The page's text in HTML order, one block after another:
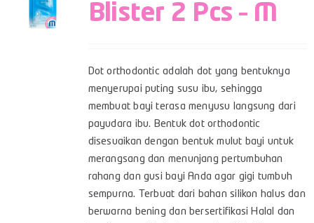
Blister 2 Pcs – M
Dot orthodontic adalah dot yang bentuknya
menyerupai puting susu ibu, sehingga
membuat bayi terasa menyusu langsung dari
payudara ibu. Bentuk dot orthodontic
disesuaikan dengan bentuk mulut bayi untuk
merangsang dan menunjang pertumbuhan
rahang dan gusi bayi Anda agar gigi tumbuh
sempurna. Terbuat dari bahan silikon halus dan
berwarna bening dan bersertifikasi Halal dan